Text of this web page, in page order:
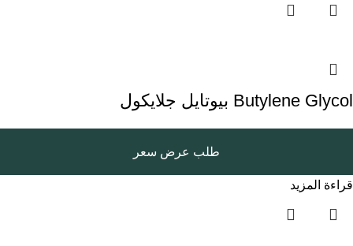
Butylene Glycol بيوتايل جلايكول
طلب عرض سعر
قراءة المزيد